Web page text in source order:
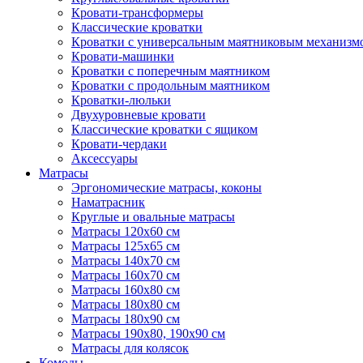
Кровати-трансформеры
Классические кроватки
Кроватки с универсальным маятниковым
Кровати-машинки
Кроватки с поперечным маятником
Кроватки с продольным маятником
Кроватки-люльки
Двухуровневые кровати
Классические кроватки с ящиком
Кровати-чердаки
Аксессуары
Матрасы
Эргономические матрасы, коконы
Наматрасник
Круглые и овальные матрасы
Матрасы 120х60 см
Матрасы 125х65 см
Матрасы 140х70 см
Матрасы 160х70 см
Матрасы 160х80 см
Матрасы 180х80 см
Матрасы 180х90 см
Матрасы 190х80, 190х90 см
Матрасы для колясок